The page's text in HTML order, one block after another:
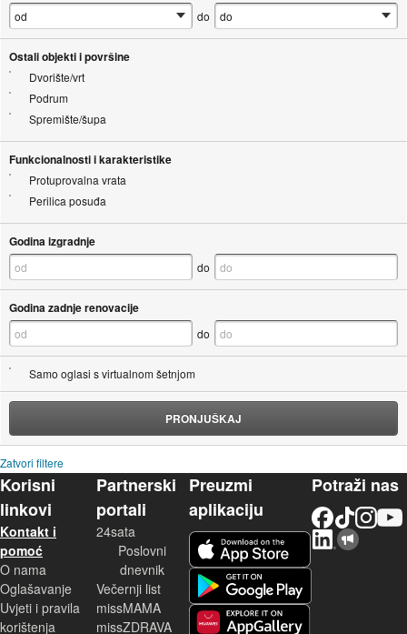
do
Ostali objekti i površine
Dvorište/vrt
Podrum
Spremište/šupa
Funkcionalnosti i karakteristike
Protuprovalna vrata
Perilica posuđa
Godina izgradnje
do
Godina zadnje renovacije
do
Samo oglasi s virtualnom šetnjom
PRONJUŠKAJ
Zatvori filtere
Korisni
linkovi
Kontakt i
pomoć
O nama
Oglašavanje
Uvjeti i pravila
korištenja
Partnerski
portali
24sata
Poslovni
dnevnik
Večernji list
missMAMA
missZDRAVA
Preuzmi
aplikaciju
Potraži nas